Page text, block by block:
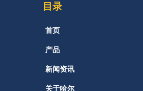
目录
首页
产品
新闻资讯
关于哈尔